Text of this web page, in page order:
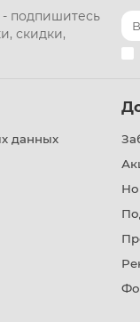
- подпишитесь
скидки,
данных